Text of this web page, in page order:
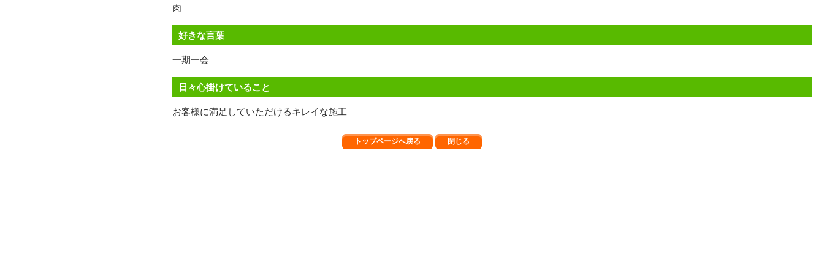
肉
好きな言葉
一期一会
日々心掛けていること
お客様に満足していただけるキレイな施工
トップページへ戻る 閉じる